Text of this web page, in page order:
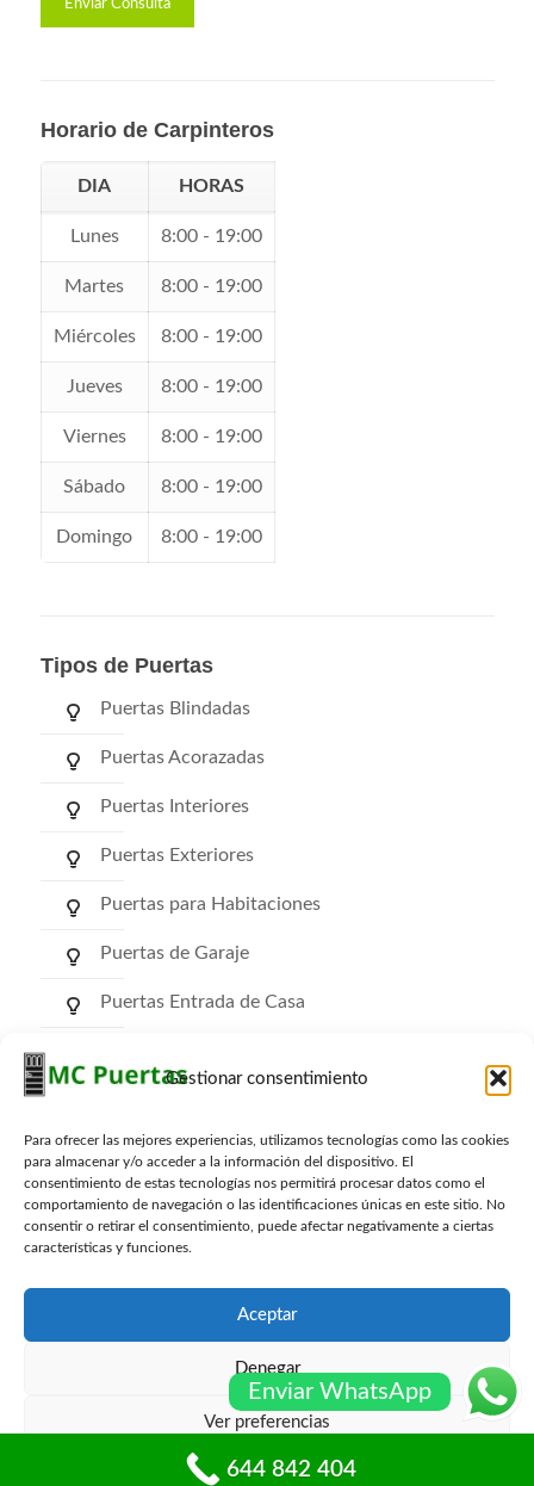
Gestionar consentimiento
Para ofrecer las mejores experiencias, utilizamos tecnologías como las cookies
para almacenar y/o acceder a la información del dispositivo. El
consentimiento de estas tecnologías nos permitirá procesar datos como el
comportamiento de navegación o las identificaciones únicas en este sitio. No
consentir o retirar el consentimiento, puede afectar negativamente a ciertas
características y funciones.
Aceptar
Denegar
Ver preferencias
Política de cookiesPolíticas de privacidad
Horario de Carpinteros
DIA HORAS
Lunes 8:00 - 19:00
Martes 8:00 - 19:00
Miércoles 8:00 - 19:00
Jueves 8:00 - 19:00
Viernes 8:00 - 19:00
Sábado 8:00 - 19:00
Domingo 8:00 - 19:00
Tipos de Puertas
Puertas Blindadas
Puertas Acorazadas
Puertas Interiores
Puertas Exteriores
Puertas para Habitaciones
Puertas de Garaje
Puertas Entrada de Casa
Puertas Trasteros
© mcpuertas.com Todos los derechos reservados -
Sitemap - Blog
Enviar WhatsApp
644 842 404